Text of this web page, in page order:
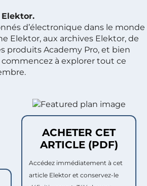
d’électronique dans le monde
Elektor, aux archives Elektor, de
produits Academy Pro, et bien
à explorer tout ce
ACHETER CET
ARTICLE (PDF)
Accédez immédiatement à cet
article Elektor et conservez-le